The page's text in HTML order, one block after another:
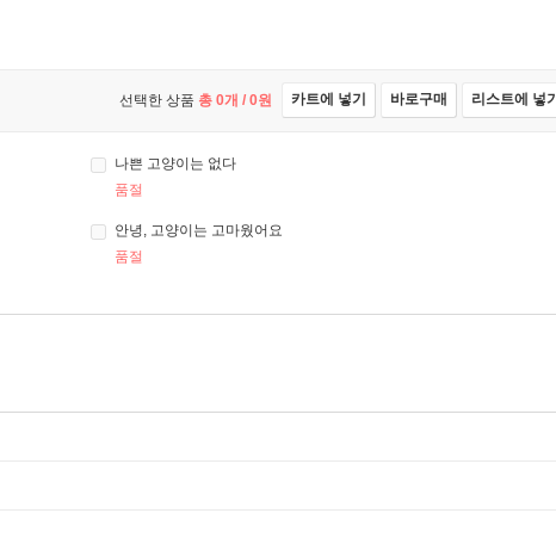
선택한 상품 총 0개 / 0원 카트에 넣기 바로구매 리스트에 넣기
나쁜 고양이는 없다
품절
안녕, 고양이는 고마웠어요
품절